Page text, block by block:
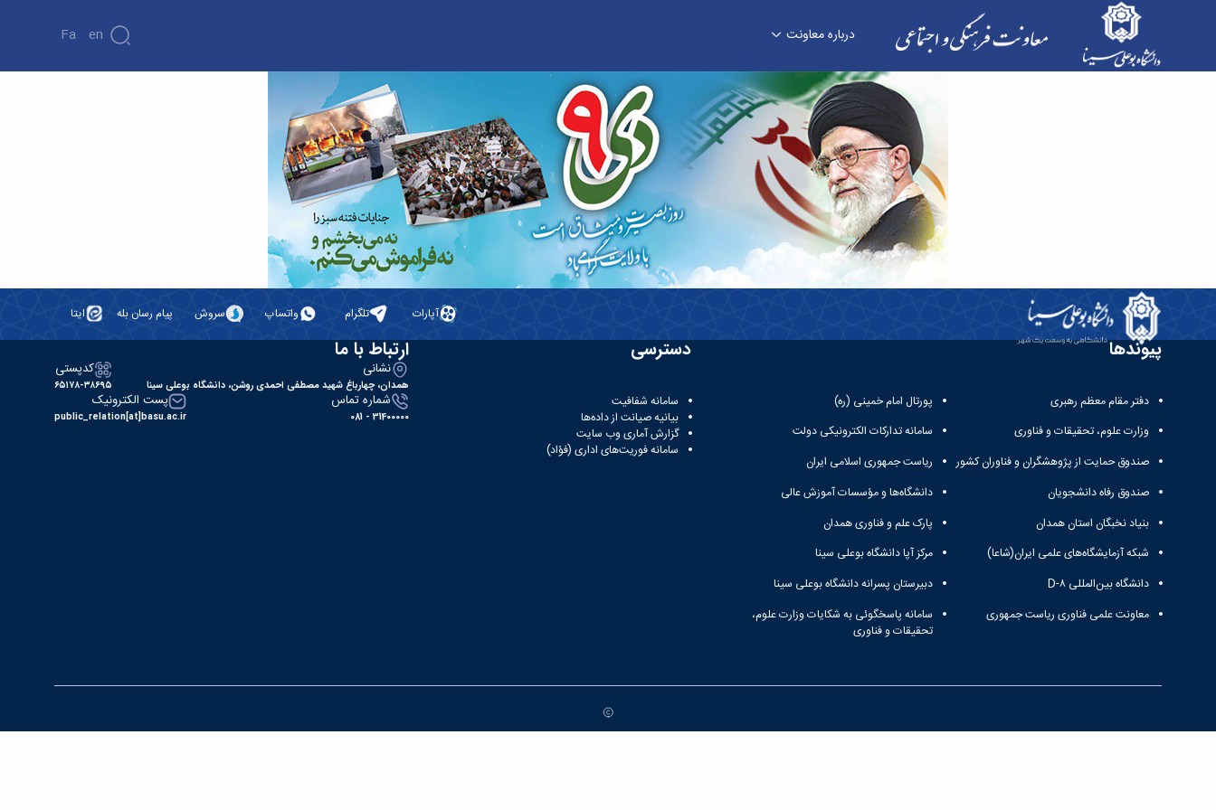
درباره معاونت Fa En
آپارات تلگرام واتساپ سروش پیام رسان بله ایتا
پیوندها
دفتر مقام معظم رهبری
وزارت علوم، تحقیقات و فناوری
صندوق حمایت از پژوهشگران و فناوران کشور
صندوق رفاه دانشجویان
بنیاد نخبگان استان همدان
شبکه آزمایشگاه‌های علمی ایران(شاعا)
دانشگاه بین‌المللی D-۸
معاونت علمی فناوری ریاست جمهوری
پورتال امام خمینی (ره)
سامانه تدارکات الکترونیکی دولت
ریاست جمهوری اسلامی ایران
دانشگاه‌ها و مؤسسات آموزش عالی
پارک علم و فناوری همدان
مرکز آپا دانشگاه بوعلی سینا
دبیرستان پسرانه دانشگاه بوعلی سینا
سامانه پاسخگوئی به شکایات وزارت علوم،
تحقیقات و فناوری
دسترسی
سامانه شفافیت
بیانیه صیانت از داده‌ها
گزارش آماری وب‌ سایت
سامانه فوریت‌های اداری (فؤاد)
ارتباط با ما
نشانی
همدان، چهارباغ شهید مصطفی احمدی روشن، دانشگاه بوعلی سینا
کدپستی
۶۵۱۷۸-۳۸۶۹۵
شماره تماس
31400000 - 081
پست الکترونیک
public_relation[at]basu.ac.ir